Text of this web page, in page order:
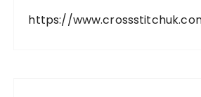
https://